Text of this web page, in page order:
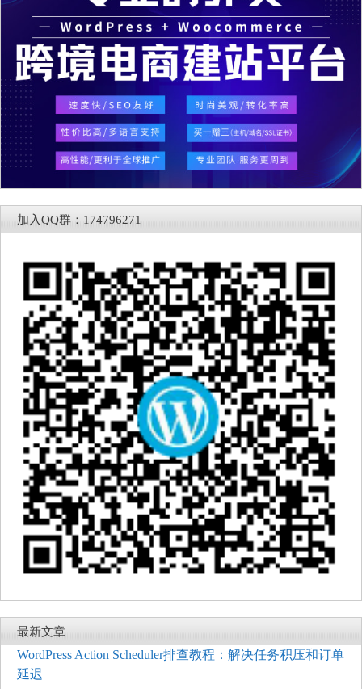
加入QQ群：174796271
最新文章
WordPress Action Scheduler排查教程：解决任务积压和订单
延迟